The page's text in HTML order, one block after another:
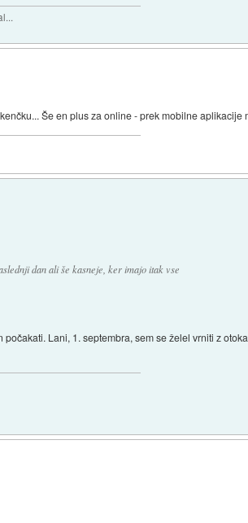
Še en plus za online - prek mobilne aplikacije
dan ali še kasneje, ker imajo itak vse
Lani, 1. septembra, sem se želel vrniti z